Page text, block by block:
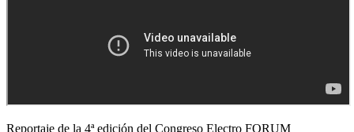
Reportaje de la 4ª edición del Congreso Electro FORUM